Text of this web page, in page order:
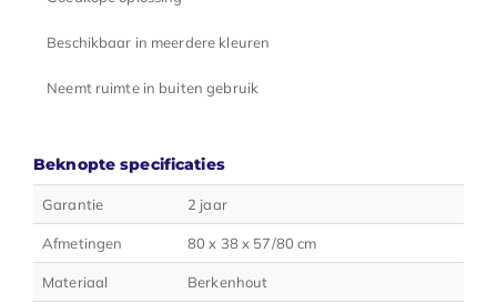
Beschikbaar in meerdere kleuren
Neemt ruimte in buiten gebruik
Beknopte specificaties
Garantie 2 jaar
Afmetingen 80 x 38 x 57/80 cm
Materiaal Berkenhout